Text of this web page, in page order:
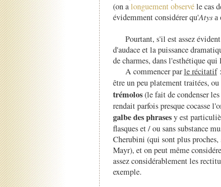
(on alonguement observéle cas
évidemment considérer qu'Atysa
Pourtant, s'il est assez
d'audace et la puissance
de charmes, dans l'esthétique
A commencer parle récitatif:
être un peu platement traitées,
trémolos(le fait de condenser
rendait parfois presque cocasse
galbe des phrasesy est
flasques et / ou sans substance
Cherubini (qui sont plus
Mayr), et on peut même
assez considérablement les
exemple.